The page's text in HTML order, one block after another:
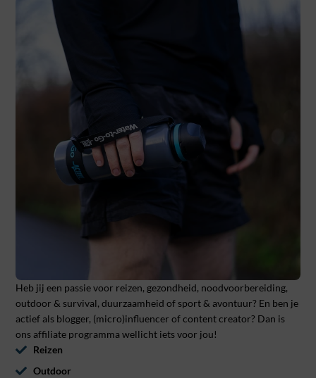
Heb jij een passie voor reizen, gezondheid, noodvoorbereiding,
outdoor & survival, duurzaamheid of sport & avontuur? En ben je
actief als blogger, (micro)influencer of content creator? Dan is
ons affiliate programma wellicht iets voor jou!
Reizen
Outdoor